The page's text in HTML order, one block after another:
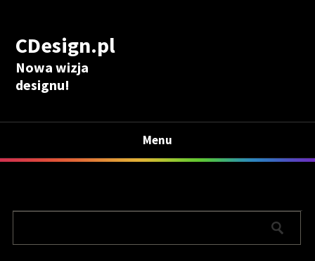
CDesign.pl
Nowa wizja
designu!
Menu